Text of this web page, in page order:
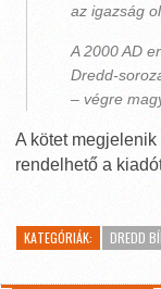
az igazság
A 2000 AD
Dredd-
– végre
A kötet
rendelhető a
KATEGÓRIÁK: DREDD